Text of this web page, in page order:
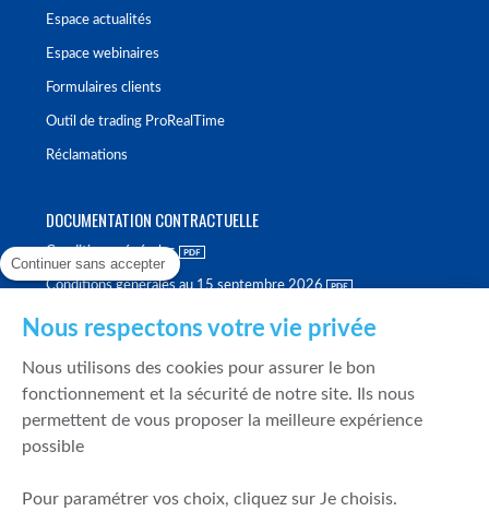
Espace actualités
Espace webinaires
Formulaires clients
Outil de trading ProRealTime
Réclamations
DOCUMENTATION CONTRACTUELLE
Conditions générales
Conditions générales au 15 septembre 2026
Politique de meilleure sélection
Politique de durabilité
Fonds de garantie des dépôts et de résolution
Continuer sans accepter
Nous respectons votre vie privée
Nous utilisons des cookies pour assurer le bon
fonctionnement et la sécurité de notre site. Ils nous
permettent de vous proposer la meilleure expérience
possible
Pour paramétrer vos choix, cliquez sur Je choisis.